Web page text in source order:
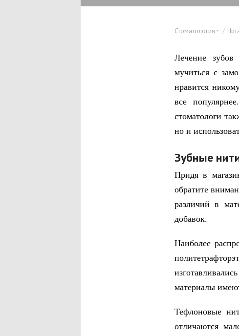
Стоматология
Лечение
мучиться с
нравится
все
стоматологи
но и
Зубные
Придя в
обратите
различий в
добавок.
Наиболее
материалы
Тефлоновые
отличаются